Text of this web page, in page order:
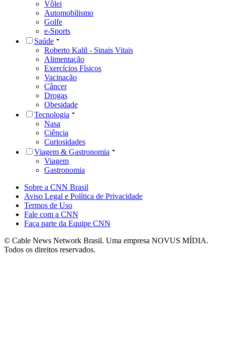
Vôlei
Automobilismo
Golfe
e-Sports
Saúde
Roberto Kalil - Sinais Vitais
Alimentação
Exercícios Físicos
Vacinação
Câncer
Drogas
Obesidade
Tecnologia
Nasa
Ciência
Curiosidades
Viagem & Gastronomia
Viagem
Gastronomia
Sobre a CNN Brasil
Aviso Legal e Política de Privacidade
Termos de Uso
Fale com a CNN
Faça parte da Equipe CNN
© Cable News Network Brasil. Uma empresa NOVUS MÍDIA.
Todos os direitos reservados.